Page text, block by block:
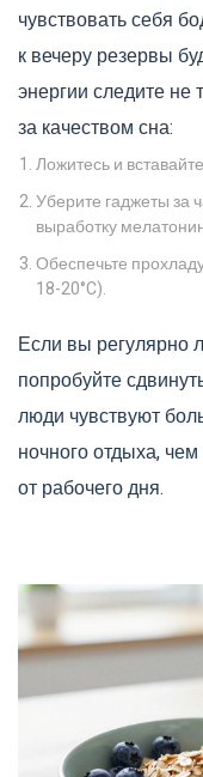
чувствовать себя
к вечеру резервы
энергии следите не
за качеством сна:
Ложитесь и
Уберите гаджеты за
выработку
Обеспечьте
18-20°C).
Если вы регулярно
попробуйте
люди чувствуют
ночного отдыха,
от рабочего дня.